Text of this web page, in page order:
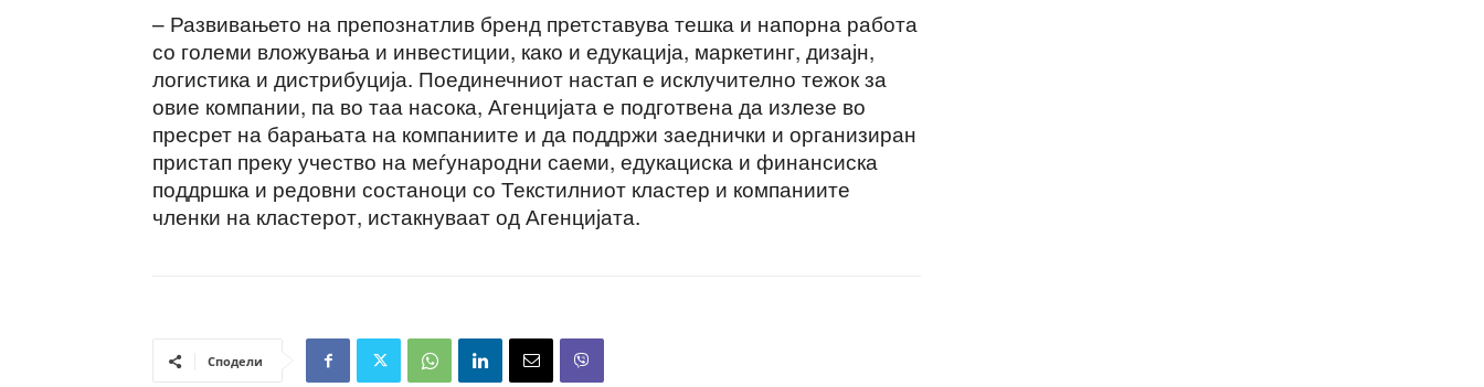
– Развивањето на препознатлив бренд претставува тешка и напорна работа
со големи вложувања и инвестиции, како и едукација, маркетинг, дизајн,
логистика и дистрибуција. Поединечниот настап е исклучително тежок за
овие компании, па во таа насока, Агенцијата е подготвена да излезе во
пресрет на барањата на компаниите и да поддржи заеднички и организиран
пристап преку учество на меѓународни саеми, едукациска и финансиска
поддршка и редовни состаноци со Текстилниот кластер и компаниите
членки на кластерот, истакнуваат од Агенцијата.
Сподели